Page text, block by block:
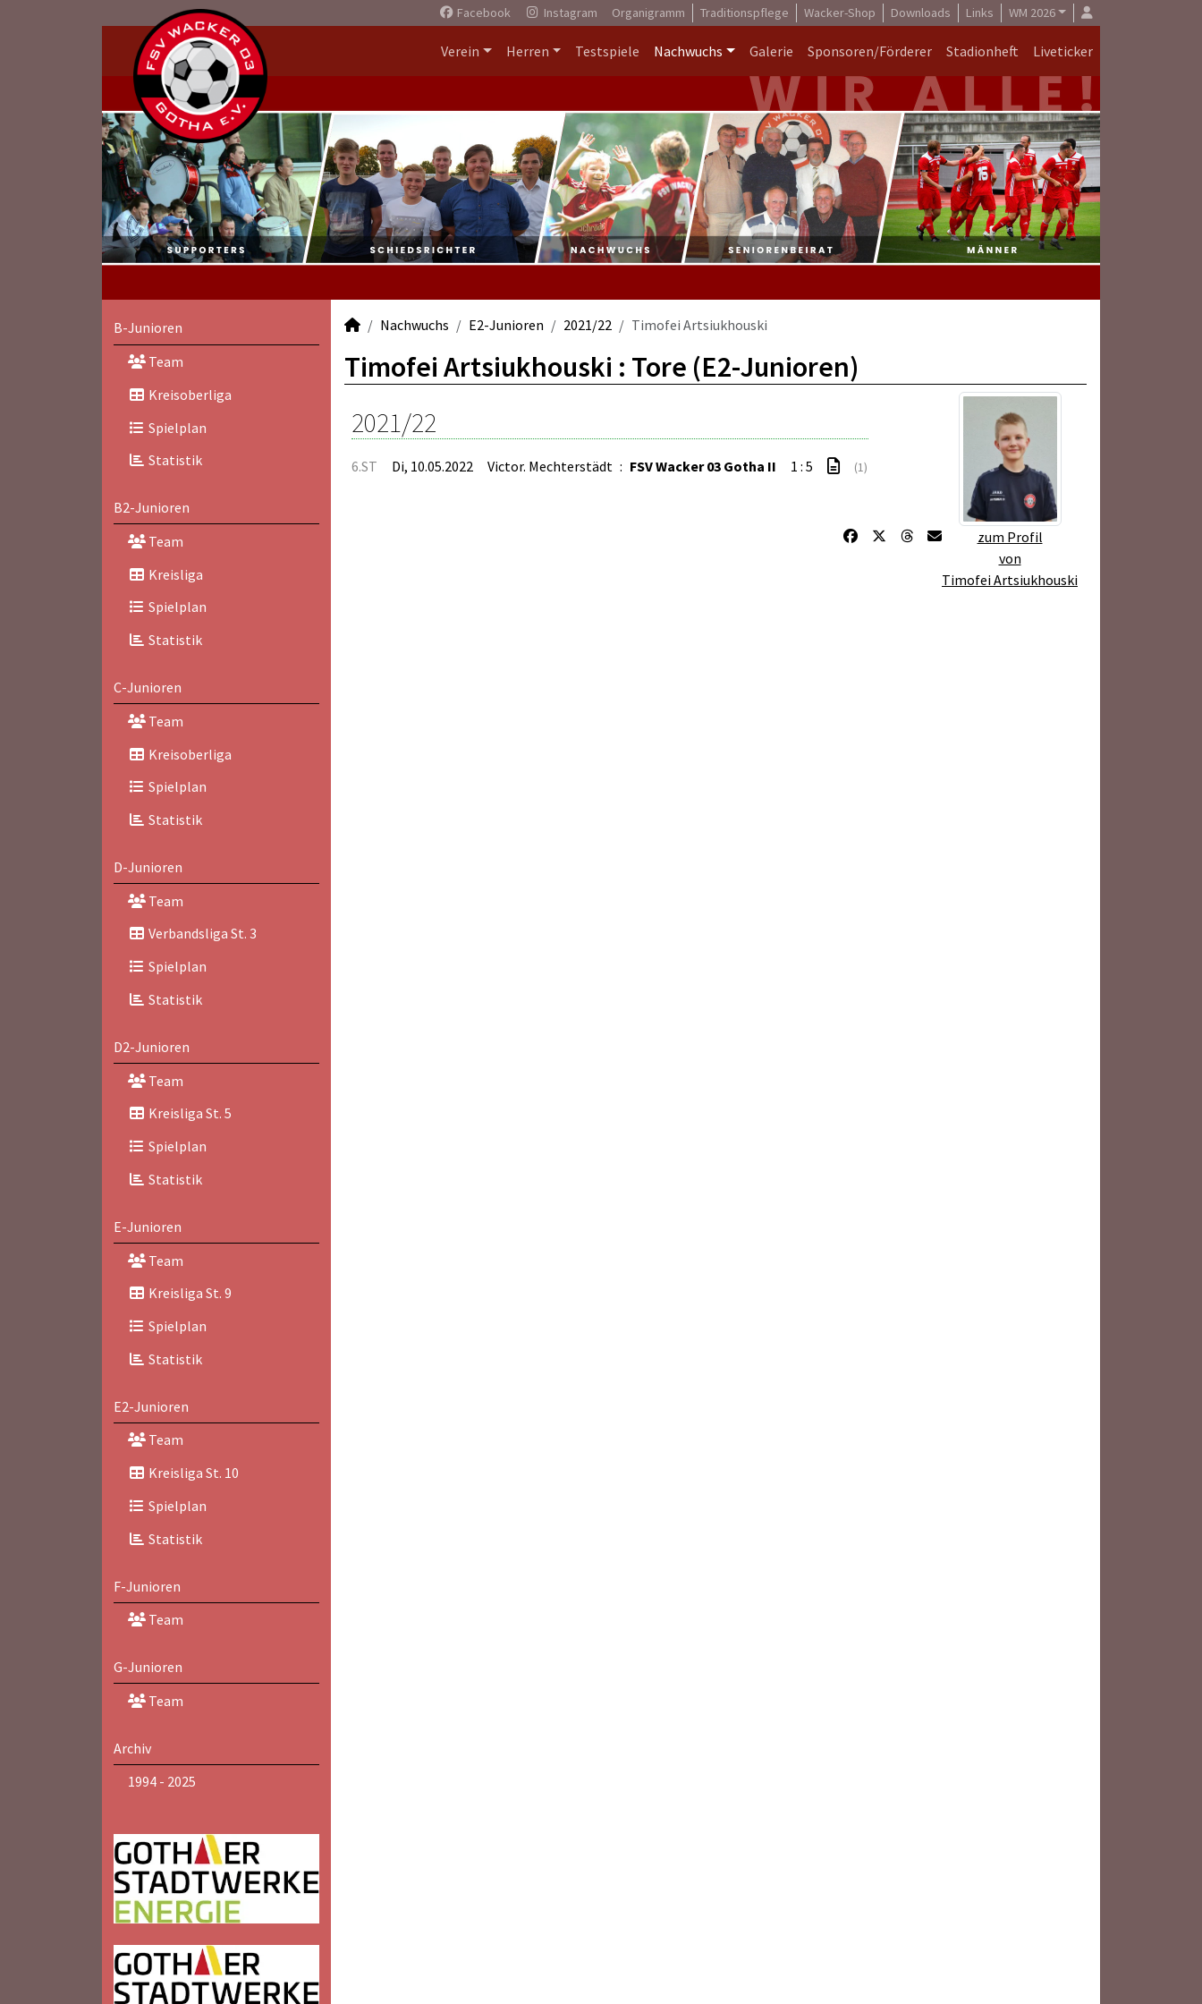
Facebook Instagram Organigramm Traditionspflege Wacker-Shop Downloads Links WM 2026
Verein Herren Testspiele Nachwuchs Galerie Sponsoren/Förderer Stadionheft Liveticker
B-Junioren
Team
Kreisoberliga
Spielplan
Statistik
B2-Junioren
Team
Kreisliga
Spielplan
Statistik
C-Junioren
Team
Kreisoberliga
Spielplan
Statistik
D-Junioren
Team
Verbandsliga St. 3
Spielplan
Statistik
D2-Junioren
Team
Kreisliga St. 5
Spielplan
Statistik
E-Junioren
Team
Kreisliga St. 9
Spielplan
Statistik
E2-Junioren
Team
Kreisliga St. 10
Spielplan
Statistik
F-Junioren
Team
G-Junioren
Team
Archiv
1994 - 2025
Nachwuchs E2-Junioren 2021/22 Timofei Artsiukhouski
Timofei Artsiukhouski : Tore (E2-Junioren)
zum Profil
von
Timofei Artsiukhouski
2021/22
6.ST Di, 10.05.2022 Victor. Mechterstädt : FSV Wacker 03 Gotha II 1 : 5 (1)